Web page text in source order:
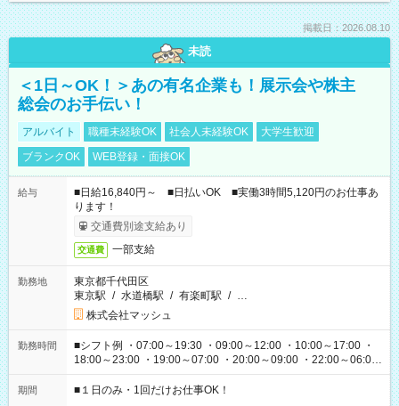
掲載日：2026.08.10
未読
＜1日～OK！＞あの有名企業も！展示会や株主
総会のお手伝い！
アルバイト 職種未経験OK 社会人未経験OK
大学生歓迎
ブランクOK
WEB登録・面接OK
給与
■日給16,840円～ ■日払いOK ■実働3時間5,120円のお仕事あ
ります！
交通費別途支給あり
交通費 一部支給
勤務地
東京都千代田区
東京駅 / 水道橋駅 / 有楽町駅 / …
株式会社マッシュ
勤務時間
■シフト例 ・07:00～19:30 ・09:00～12:00 ・10:00～17:00 ・
18:00～23:00 ・19:00～07:00 ・20:00～09:00 ・22:00～06:00
etc ★最短で3時間で5,120円のお仕事から 15時間で2万円近く稼
げるお仕事も！ ご希望のお時間に合わせてご紹介！ ※シフトは
期間 ■１日のみ・1回だけお仕事OK！